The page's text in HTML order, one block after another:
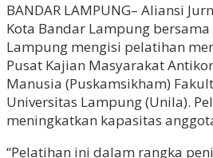
BANDAR LAMPUNG– Aliansi
Kota Bandar Lampung
Lampung mengisi pelatihan
Pusat Kajian Masyarakat
Manusia (Puskamsikham)
Universitas Lampung (Unila).
meningkatkan kapasitas
“Pelatihan ini dalam rangka